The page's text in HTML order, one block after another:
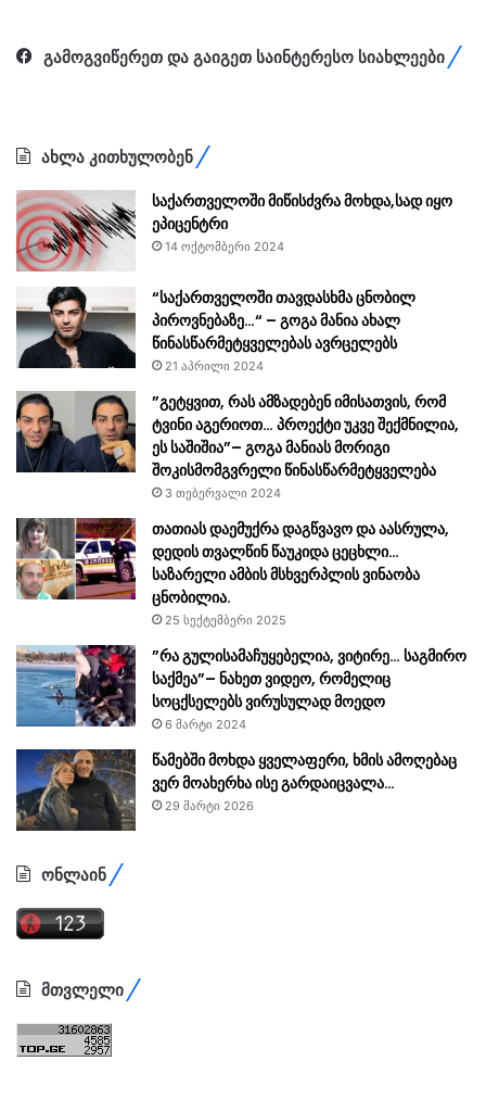
გამოგვიწერეთ და გაიგეთ საინტერესო სიახლეები
ახლა კითხულობენ
საქართველოში მიწისძვრა მოხდა,სად იყო
ეპიცენტრი
14 ოქტომბერი 2024
“საქართველოში თავდასხმა ცნობილ
პიროვნებაზე…“ – გოგა მანია ახალ
წინასწარმეტყველებას ავრცელებს
21 აპრილი 2024
”გეტყვით, რას ამზადებენ იმისათვის, რომ
ტვინი აგერიოთ… პროექტი უკვე შექმნილია,
ეს საშიშია”– გოგა მანიას მორიგი
შოკისმომგვრელი წინასწარმეტყველება
3 თებერვალი 2024
თათიას დაემუქრა დაგწვავო და აასრულა,
დედის თვალწინ წაუკიდა ცეცხლი…
საზარელი ამბის მსხვერპლის ვინაობა
ცნობილია.
25 სექტემბერი 2025
”რა გულისამაჩუყებელია, ვიტირე… საგმირო
საქმეა”– ნახეთ ვიდეო, რომელიც
სოცქსელებს ვირუსულად მოედო
6 მარტი 2024
წამებში მოხდა ყველაფერი, ხმის ამოღებაც
ვერ მოახერხა ისე გარდაიცვალა…
29 მარტი 2026
ონლაინ
მთვლელი